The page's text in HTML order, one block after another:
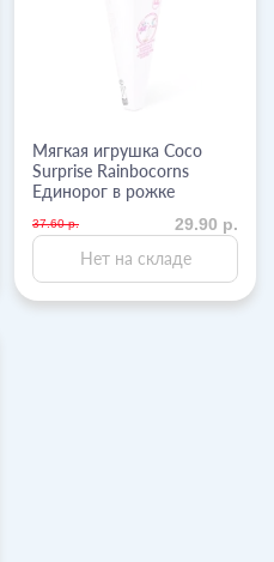
Мягкая игрушка Coco
Surprise Rainbocorns
Единорог в рожке
37.60 р. 29.90 р.
Нет на складе